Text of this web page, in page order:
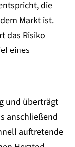
die
Markt ist.
das Risiko
eines
und überträgt
anschließend
auftretende